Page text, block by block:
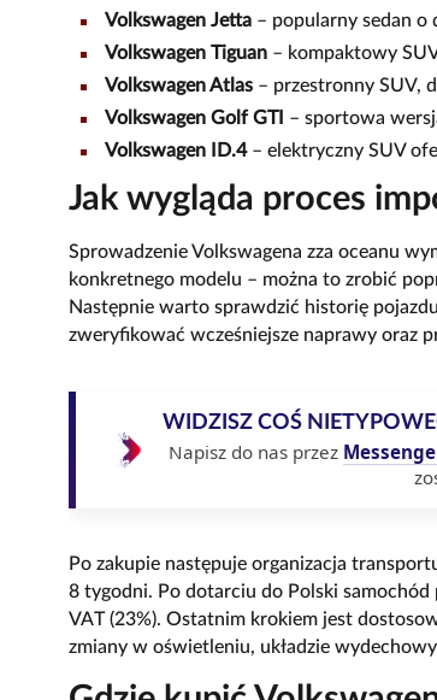
Volkswagen Jetta – popularny sedan o
Volkswagen Tiguan – kompaktowy
Volkswagen Atlas – przestronny SUV,
Volkswagen Golf GTI – sportowa
Volkswagen ID.4– elektryczny SUV
Jak wygląda proces
Sprowadzenie Volkswagena zza oceanu
konkretnego modelu – można to zrobić
Następnie warto sprawdzić historię
zweryfikować wcześniejsze naprawy oraz
WIDZISZ COŚ
Napisz do nas przez
Po zakupie następuje organizacja
8 tygodni. Po dotarciu do Polski samochód
VAT (23%). Ostatnim krokiem jest
zmiany w oświetleniu, układzie